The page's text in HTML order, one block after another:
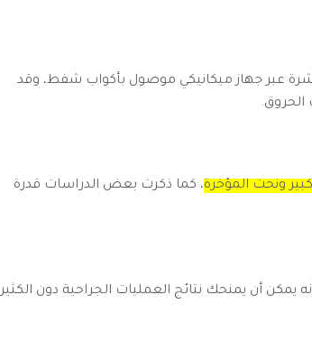
عبر جهاز ميكانيكي موصول بأكواب شفط، وقد
الحروق.
ونحت المؤخرة، كما ذكرت بعض الدراسات قدرة
يمكن أن يمنحك نتائج العمليات الجراحية دون الكثير